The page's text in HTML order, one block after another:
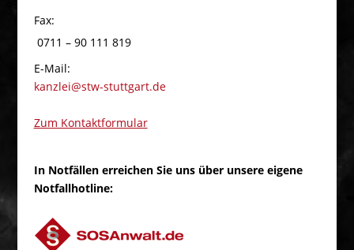
Fax:
0711 – 90 111 819
E-Mail:
kanzlei@stw-stuttgart.de
Zum Kontaktformular
In Notfällen erreichen Sie uns über unsere eigene
Notfallhotline: